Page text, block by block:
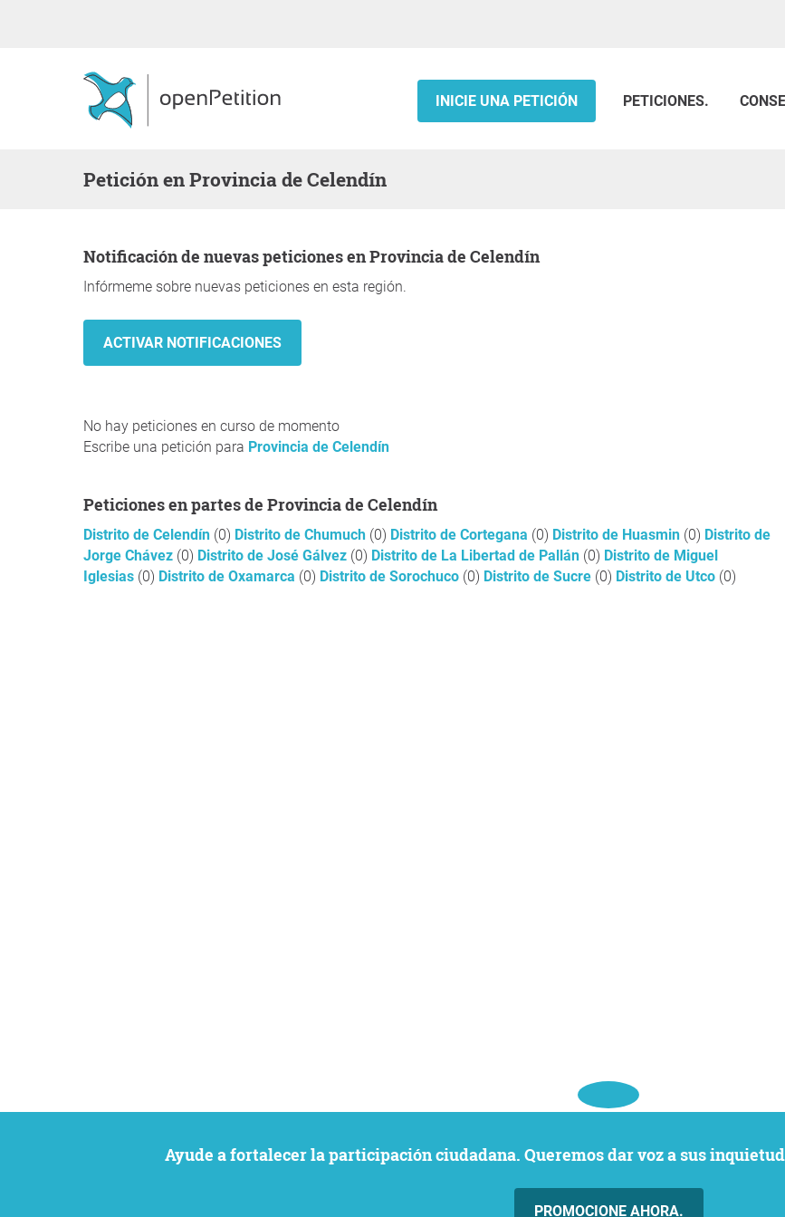
INICIE UNA PETICIÓN PETICIONES.
Petición en Provincia de Celendín
Notificación de nuevas peticiones en Provincia de Celendín
Infórmeme sobre nuevas peticiones en esta región.
No hay peticiones en curso de momento
Escribe una petición para Provincia de Celendín
Peticiones en partes de Provincia de Celendín
Distrito de Celendín (0) Distrito de Chumuch (0) Distrito de Cortegana (0) Distrito de Huasmin (0) Distrito de
Jorge Chávez (0) Distrito de José Gálvez (0) Distrito de La Libertad de Pallán (0) Distrito de Miguel
Iglesias (0) Distrito de Oxamarca (0) Distrito de Sorochuco (0) Distrito de Sucre (0) Distrito de Utco (0)
Ayude a fortalecer la participación ciudadana. Queremos dar voz a sus
PROMOCIONE AHORA.